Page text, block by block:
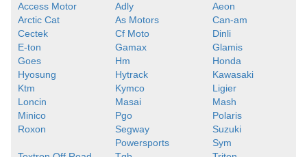
Access Motor Adly
Aeon
Arctic Cat
As Motors
Can-am
Cectek
Cf Moto
Dinli
E-ton
Gamax
Glamis
Goes
Hm
Honda
Hyosung
Hytrack
Kawasaki
Ktm
Kymco
Ligier
Loncin
Masai
Mash
Minico
Pgo
Polaris
Roxon
Segway
Powersports
Suzuki
Sym